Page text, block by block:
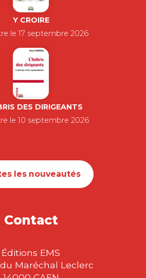
Y CROIRE
le 17 septembre 2026
DES DIRIGEANTS
le 10 septembre 2026
les nouveautés
Contact
Éditions EMS
du Maréchal Leclerc